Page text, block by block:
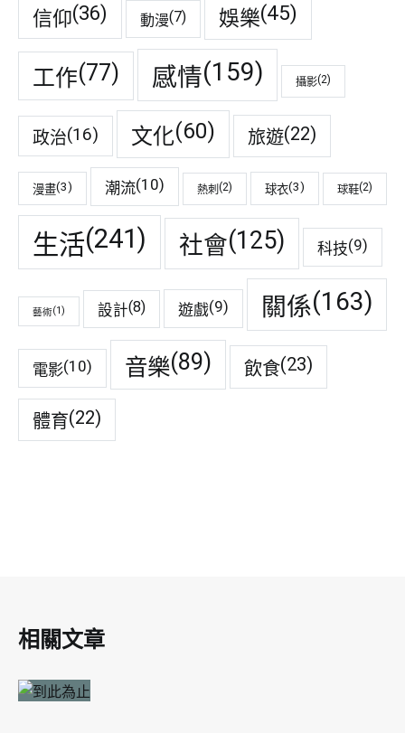
信仰(36) 動漫(7) 娛樂(45)
工作(77) 感情(159) 攝影(2)
政治(16) 文化(60) 旅遊(22)
漫畫(3) 潮流(10) 熱刺 (2) 球衣(3) 球鞋(2)
生活(241) 社會(125) 科技(9)
藝術(1) 設計(8) 遊戲(9) 關係(163)
電影(10) 音樂(89) 飲食(23)
體育(22)
相關文章